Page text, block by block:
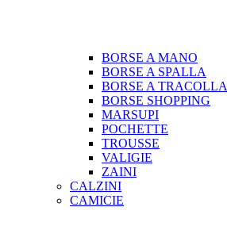
BORSE A MANO
BORSE A SPALLA
BORSE A TRACOLLA
BORSE SHOPPING
MARSUPI
POCHETTE
TROUSSE
VALIGIE
ZAINI
CALZINI
CAMICIE